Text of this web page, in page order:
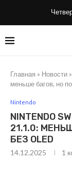
Главная » Новости »
меньше багов, но
Nintendo
NINTENDO
21.1.0:
БЕЗ OLED
14.12.2025 1